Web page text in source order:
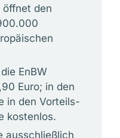
öffnet den
EnBW
Euro; in den
in den Vorteils-
kostenlos.
ausschließlich